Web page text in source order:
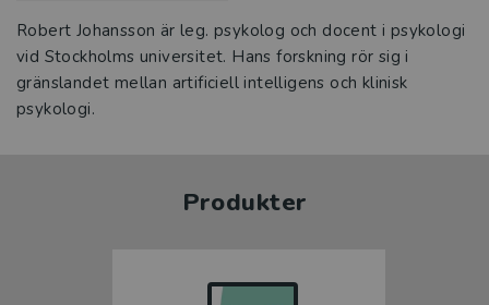
Robert Johansson är leg. psykolog och docent i psykologi
vid Stockholms universitet. Hans forskning rör sig i
gränslandet mellan artificiell intelligens och klinisk
psykologi.
Produkter